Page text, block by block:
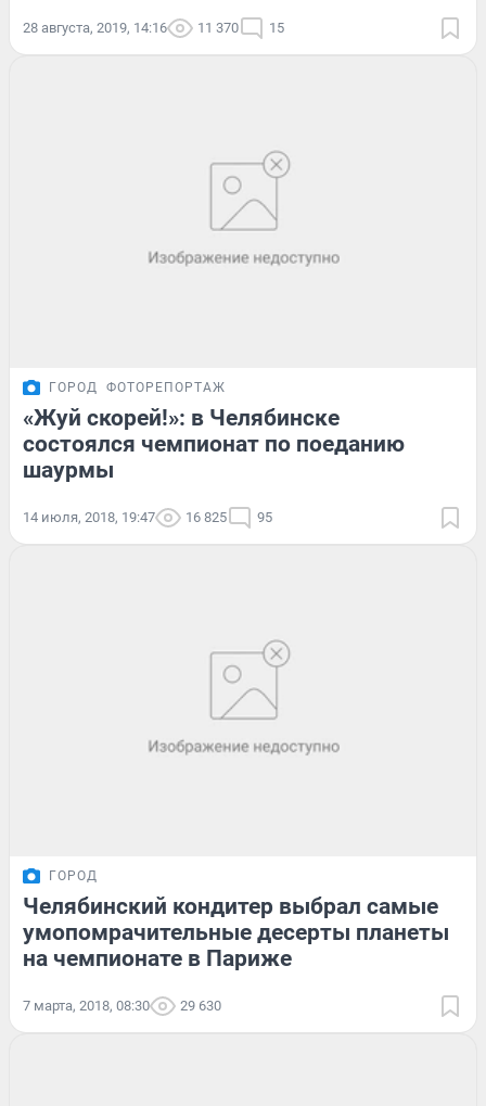
28 августа, 2019, 14:16 11 370 15
ГОРОД ФОТОРЕПОРТАЖ
«Жуй скорей!»: в Челябинске
состоялся чемпионат по поеданию
шаурмы
14 июля, 2018, 19:47 16 825 95
ГОРОД
Челябинский кондитер выбрал самые
умопомрачительные десерты планеты
на чемпионате в Париже
7 марта, 2018, 08:30 29 630